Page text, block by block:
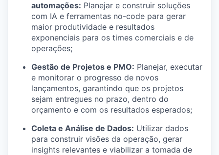
automações: Planejar e construir soluções
com IA e ferramentas no-code para gerar
maior produtividade e resultados
exponenciais para os times comerciais e de
operações;
Gestão de Projetos e PMO: Planejar, executar
e monitorar o progresso de novos
lançamentos, garantindo que os projetos
sejam entregues no prazo, dentro do
orçamento e com os resultados esperados;
Coleta e Análise de Dados: Utilizar dados
para construir visões da operação, gerar
insights relevantes e viabilizar a tomada de